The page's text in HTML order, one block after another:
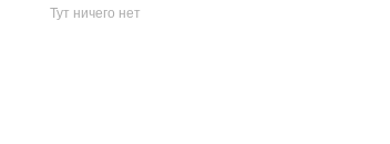
Тут ничего нет